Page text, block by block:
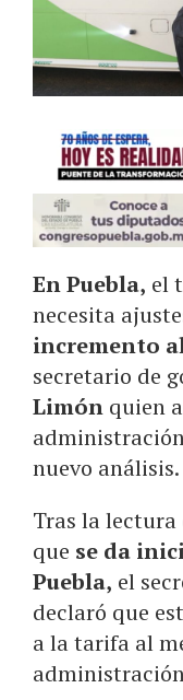
En Puebla, el
necesita
incremento
secretario de
Limón quien
nuevo análisis.
Tras la lectura
que se da
Puebla, el
declaró que
a la tarifa al